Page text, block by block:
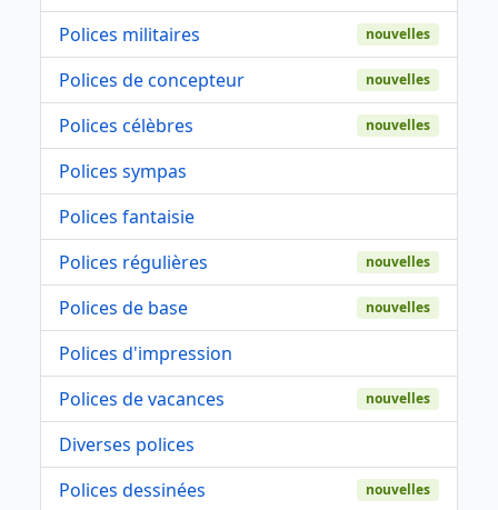
Polices militaires nouvelles
Polices de concepteur nouvelles
Polices célèbres nouvelles
Polices sympas
Polices fantaisie
Polices régulières
nouvelles
Polices de base nouvelles
Polices d'impression
Polices de vacances
nouvelles
Diverses polices
Polices dessinées
nouvelles